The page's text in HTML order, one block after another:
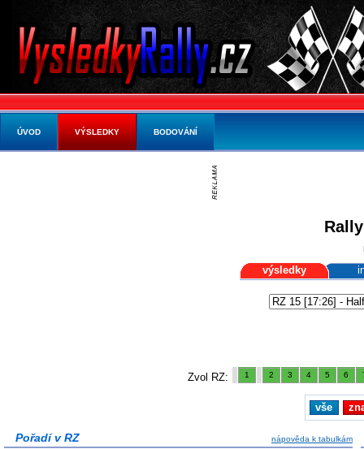
výsledky
Zvol RZ: 1 2 3 4 5 6
vše
Pořadí v RZ nápověda k tabulkám
ÚVOD VÝSLEDKY BODOVÁNÍ